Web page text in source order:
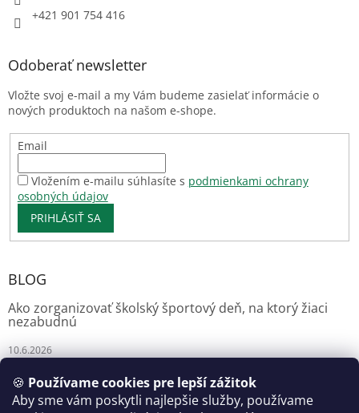
🍪 Používame cookies pre lepší zážitok
Aby sme vám poskytli najlepšie služby, používame
+421 901 754 416
Odoberať newsletter
Vložte svoj e-mail a my Vám budeme zasielať informácie o
nových produktoch na našom e-shope.
Email
Vložením e-mailu súhlasíte s podmienkami ochrany
osobných údajov
PRIHLÁSIŤ SA
BLOG
Ako zorganizovať školský športový deň, na ktorý žiaci
nezabudnú
10.6.2026
Florianshop